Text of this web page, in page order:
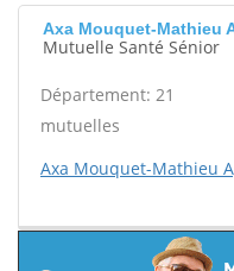
Axa Mouquet-Mathieu
Mutuelle Santé Sénior
Département: 21
mutuelles
Axa Mouquet-Mathieu